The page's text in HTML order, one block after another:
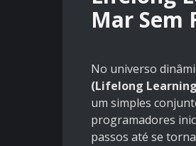
Mar Sem
No universo
(Lifelong
um simples
programadores
passos até se